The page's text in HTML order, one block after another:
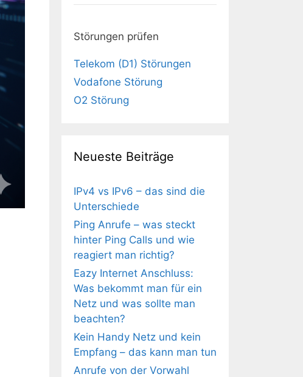
Störungen prüfen
Telekom (D1) Störungen
Vodafone Störung
O2 Störung
Neueste Beiträge
IPv4 vs IPv6 – das sind die
Unterschiede
Ping Anrufe – was steckt
hinter Ping Calls und wie
reagiert man richtig?
Eazy Internet Anschluss:
Was bekommt man für ein
Netz und was sollte man
beachten?
Kein Handy Netz und kein
Empfang – das kann man tun
Anrufe von der Vorwahl